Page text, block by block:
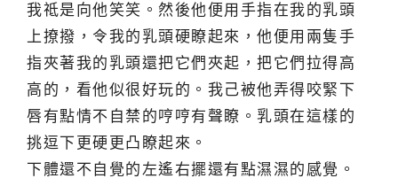
我祗是向他笑笑。然後他便用手指在我的乳頭
上撩撥，令我的乳頭硬瞭起來，他便用兩隻手
指夾著我的乳頭還把它們夾起，把它們拉得高
高的，看他似很好玩的。我己被他弄得咬緊下
唇有點情不自禁的哼哼有聲瞭。乳頭在這樣的
挑逗下更硬更凸瞭起來。
下體還不自覺的左遙右擺還有點濕濕的感覺。